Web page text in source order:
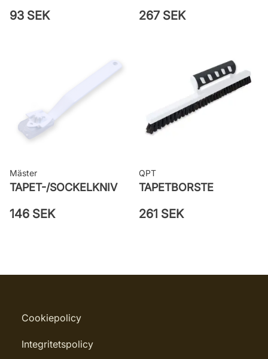
93 SEK 267 SEK
Mäster
TAPET-/SOCKELKNIV
146 SEK
QPT
TAPETBORSTE
261 SEK
Cookiepolicy
Integritetspolicy